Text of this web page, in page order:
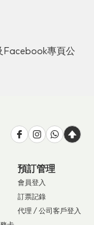
Facebook專頁公
預訂管理
會員登入
訂票記錄
代理 / 公司客戶登入